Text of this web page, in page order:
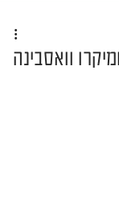
וואסבינה